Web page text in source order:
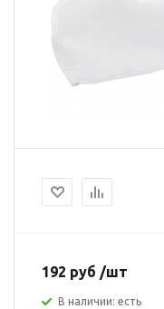
192 руб /шт
В наличии: есть